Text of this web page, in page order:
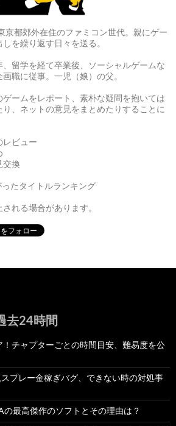
京都郊外在住のファミコン世代。親にゲー
を繰り返す日々を送る。
留学を経て卒業後、ソーシャルゲームな
職に従事。一児（娘）の父。
ームをレポート、素朴な疑問を抱いては
り、ネットの意見をまとめたりすることに
レビュー
交換
たタイトルランキング
れる場合があります。
去24時間
！チャプターごとの時間目安、難易度を公
スプレー金稼ぎバグ、できない時の対処事
の最高傑作のソフトとその理由は？